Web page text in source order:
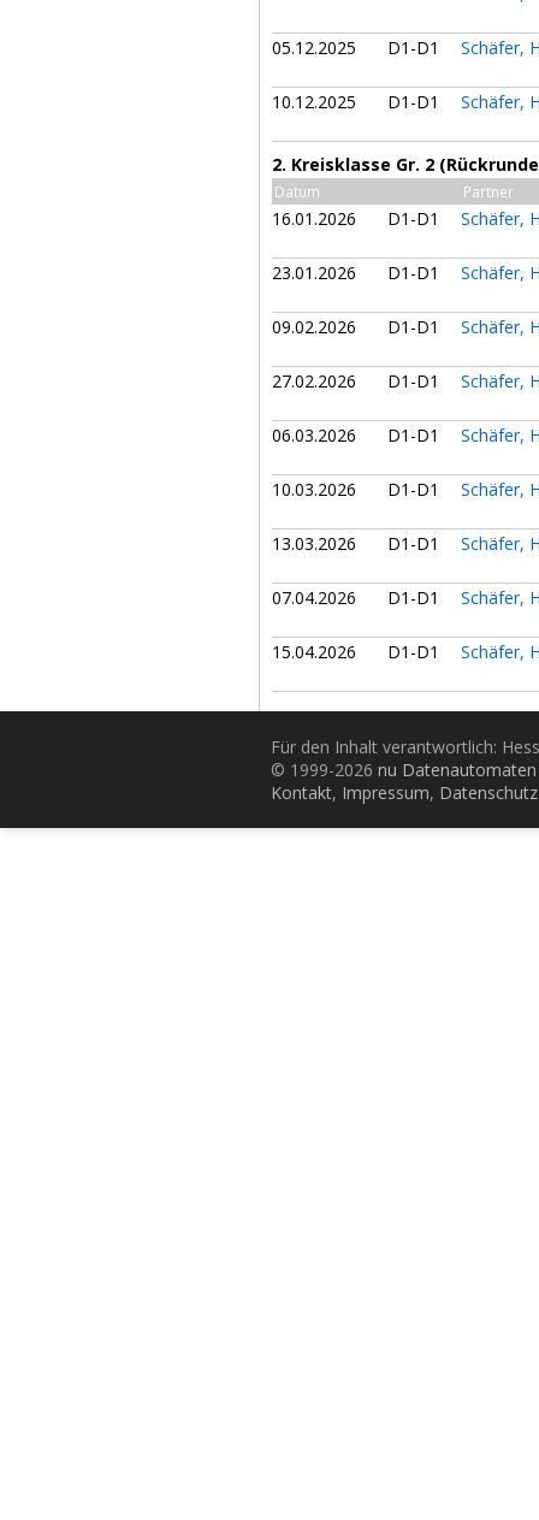
05.12.2025 D1-D1 Schäfer,
10.12.2025 D1-D1 Schäfer,
2. Kreisklasse Gr. 2
Datum Partner
16.01.2026 D1-D1 Schäfer,
23.01.2026 D1-D1 Schäfer,
09.02.2026 D1-D1 Schäfer,
27.02.2026 D1-D1 Schäfer,
06.03.2026 D1-D1 Schäfer,
10.03.2026 D1-D1 Schäfer,
13.03.2026 D1-D1 Schäfer,
07.04.2026 D1-D1 Schäfer,
15.04.2026 D1-D1 Schäfer,
Für den Inhalt verantwortlich:
© 1999-2026 nu
Kontakt, Impressum, Datenschutz